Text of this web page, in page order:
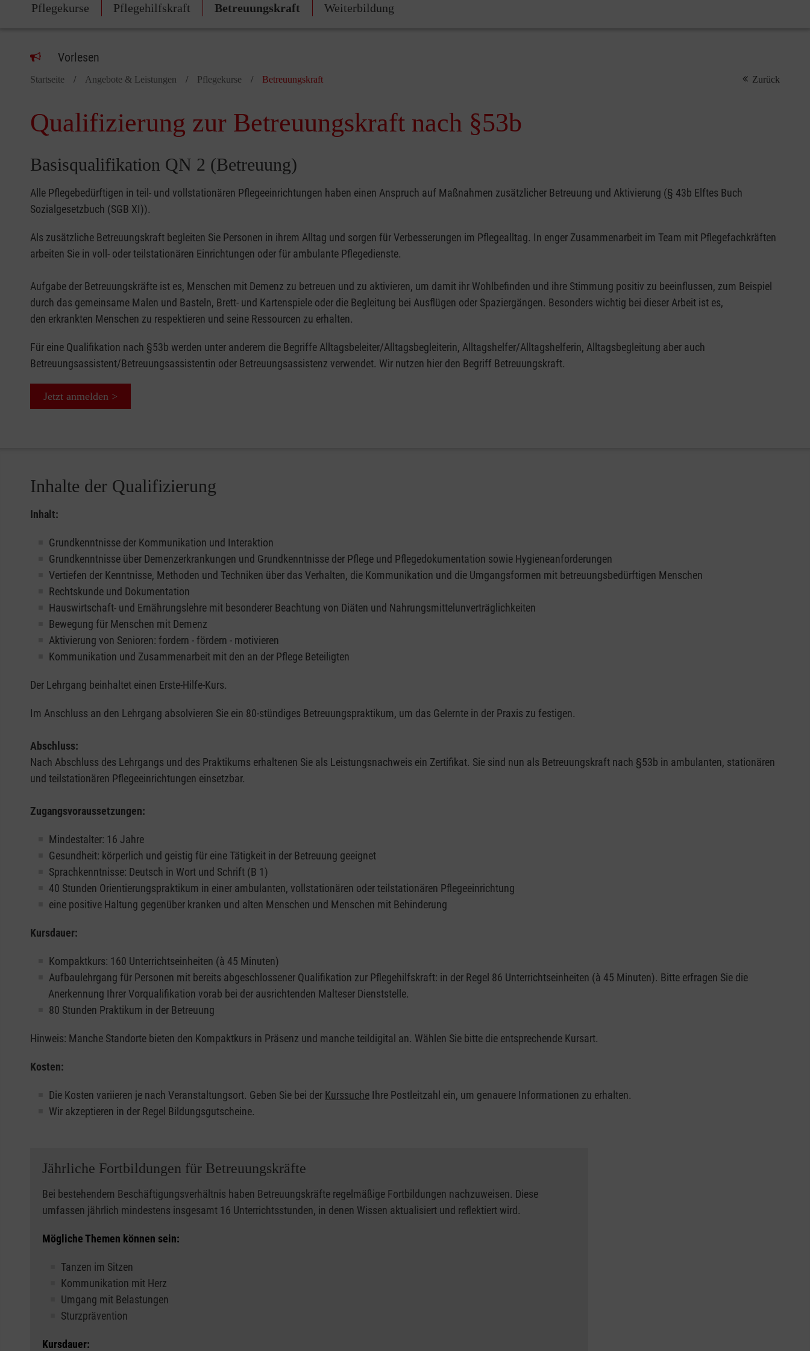
Pflegekurse Pflegehilfskraft Betreuungskraft Weiterbildung
Vorlesen
Startseite Angebote & Leistungen Pflegekurse Betreuungskraft Zurück
Qualifizierung zur Betreuungskraft nach §53b
Basisqualifikation QN 2 (Betreuung)
Alle Pflegebedürftigen in teil- und vollstationären Pflegeeinrichtungen haben einen Anspruch auf Maßnahmen zusätzlicher Betreuung und Aktivierung (§ 43b Elftes Buch
Sozialgesetzbuch (SGB XI)).
Als zusätzliche Betreuungskraft begleiten Sie Personen in ihrem Alltag und sorgen für Verbesserungen im Pflegealltag. In enger Zusammenarbeit im Team mit Pflegefachkräften
arbeiten Sie in voll- oder teilstationären Einrichtungen oder für ambulante Pflegedienste.
Aufgabe der Betreuungskräfte ist es, Menschen mit Demenz zu betreuen und zu aktivieren, um damit ihr Wohlbefinden und ihre Stimmung positiv zu beeinflussen, zum Beispiel
durch das gemeinsame Malen und Basteln, Brett- und Kartenspiele oder die Begleitung bei Ausflügen oder Spaziergängen. Besonders wichtig bei dieser Arbeit ist es,
den erkrankten Menschen zu respektieren und seine Ressourcen zu erhalten.
Für eine Qualifikation nach §53b werden unter anderem die Begriffe Alltagsbeleiter/Alltagsbegleiterin, Alltagshelfer/Alltagshelferin, Alltagsbegleitung aber auch
Betreuungsassistent/Betreuungsassistentin oder Betreuungsassistenz verwendet. Wir nutzen hier den Begriff Betreuungskraft.
Jetzt anmelden >
Inhalte der Qualifizierung
Inhalt:
Grundkenntnisse der Kommunikation und Interaktion
Grundkenntnisse über Demenzerkrankungen und Grundkenntnisse der Pflege und Pflegedokumentation sowie Hygieneanforderungen
Vertiefen der Kenntnisse, Methoden und Techniken über das Verhalten, die Kommunikation und die Umgangsformen mit betreuungsbedürftigen Menschen
Rechtskunde und Dokumentation
Hauswirtschaft- und Ernährungslehre mit besonderer Beachtung von Diäten und Nahrungsmittelunverträglichkeiten
Bewegung für Menschen mit Demenz
Aktivierung von Senioren: fordern - fördern - motivieren
Kommunikation und Zusammenarbeit mit den an der Pflege Beteiligten
Der Lehrgang beinhaltet einen Erste-Hilfe-Kurs.
Im Anschluss an den Lehrgang absolvieren Sie ein 80-stündiges Betreuungspraktikum, um das Gelernte in der Praxis zu festigen.
Abschluss:
Nach Abschluss des Lehrgangs und des Praktikums erhaltenen Sie als Leistungsnachweis ein Zertifikat. Sie sind nun als Betreuungskraft nach §53b in ambulanten, stationären
und teilstationären Pflegeeinrichtungen einsetzbar.
Zugangsvoraussetzungen:
Mindestalter: 16 Jahre
Gesundheit: körperlich und geistig für eine Tätigkeit in der Betreuung geeignet
Sprachkenntnisse: Deutsch in Wort und Schrift (B 1)
40 Stunden Orientierungspraktikum in einer ambulanten, vollstationären oder teilstationären Pflegeeinrichtung
eine positive Haltung gegenüber kranken und alten Menschen und Menschen mit Behinderung
Kursdauer:
Kompaktkurs: 160 Unterrichtseinheiten (à 45 Minuten)
Aufbaulehrgang für Personen mit bereits abgeschlossener Qualifikation zur Pflegehilfskraft: in der Regel 86 Unterrichtseinheiten (à 45 Minuten). Bitte erfragen Sie die
Anerkennung Ihrer Vorqualifikation vorab bei der ausrichtenden Malteser Dienststelle.
80 Stunden Praktikum in der Betreuung
Hinweis: Manche Standorte bieten den Kompaktkurs in Präsenz und manche teildigital an. Wählen Sie bitte die entsprechende Kursart.
Kosten:
Die Kosten variieren je nach Veranstaltungsort. Geben Sie bei der Kurssuche Ihre Postleitzahl ein, um genauere Informationen zu erhalten.
Wir akzeptieren in der Regel Bildungsgutscheine.
Jährliche Fortbildungen für Betreuungskräfte
Bei bestehendem Beschäftigungsverhältnis haben Betreuungskräfte regelmäßige Fortbildungen nachzuweisen. Diese
umfassen jährlich mindestens insgesamt 16 Unterrichtsstunden, in denen Wissen aktualisiert und reflektiert wird.
Mögliche Themen können sein:
Tanzen im Sitzen
Kommunikation mit Herz
Umgang mit Belastungen
Sturzprävention
Kursdauer: